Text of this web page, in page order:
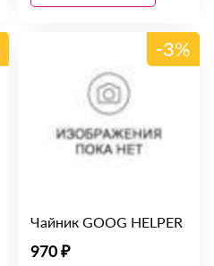
-3%
Чайник GOOG HELPER
970 ₽